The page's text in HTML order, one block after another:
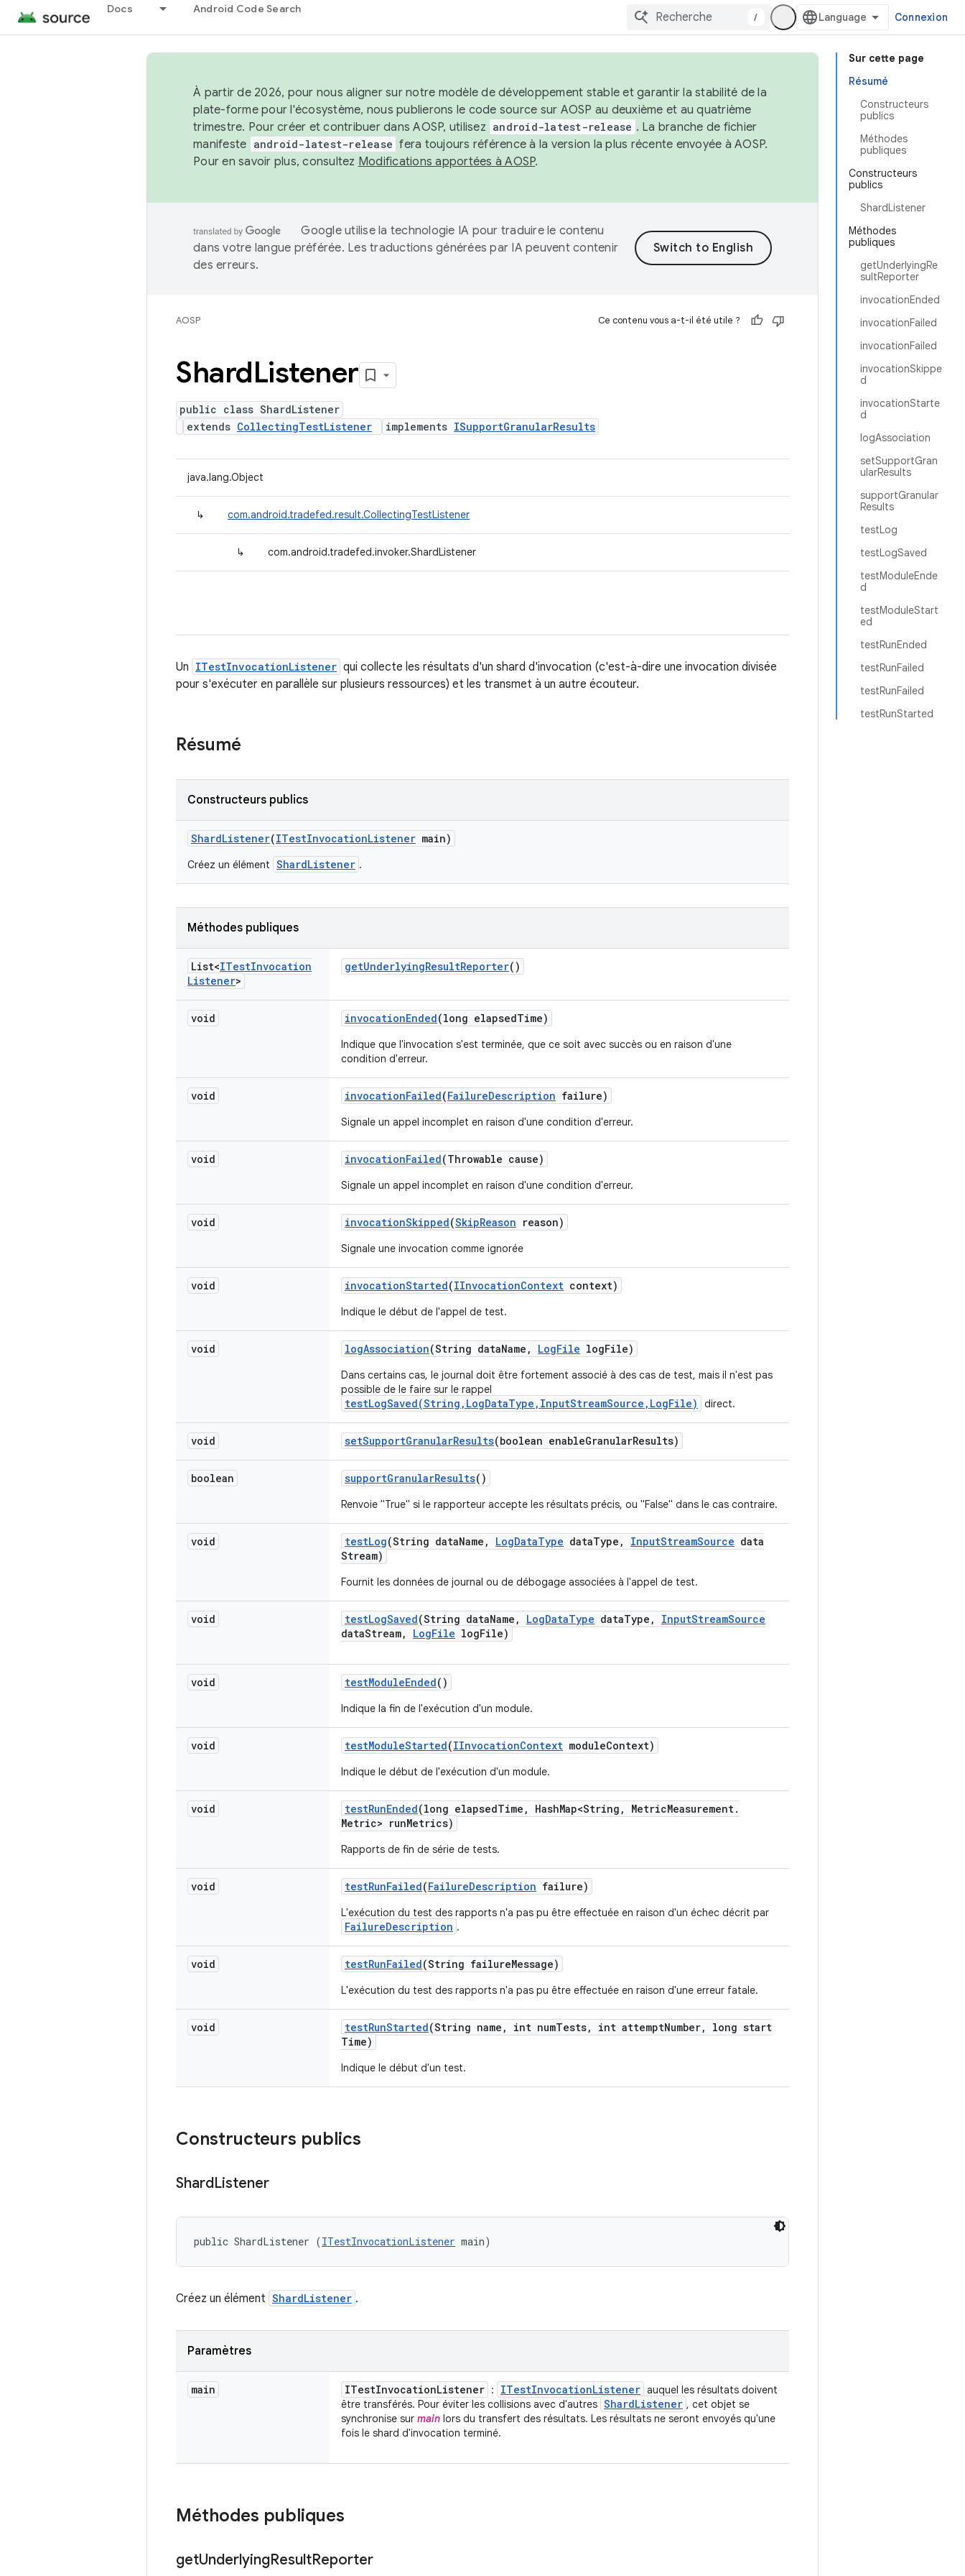
Docs Android Code Search
/ Connexion
Sur cette page
Résumé
Constructeurs
publics
Méthodes
publiques
Constructeurs
publics
ShardListener
Méthodes
publiques
getUnderlyingRe
sultReporter
invocationEnded
invocationFailed
invocationFailed
invocationSkippe
d
invocationStarte
d
logAssociation
setSupportGran
ularResults
supportGranular
Results
testLog
testLogSaved
testModuleEnde
d
testModuleStart
ed
testRunEnded
testRunFailed
testRunFailed
testRunStarted
À partir de 2026, pour nous aligner sur notre modèle de développement stable et garantir la stabilité de la
plate-forme pour l'écosystème, nous publierons le code source sur AOSP au deuxième et au quatrième
trimestre. Pour créer et contribuer dans AOSP, utilisez android-latest-release . La branche de fichier
manifeste android-latest-release fera toujours référence à la version la plus récente envoyée à AOSP.
Pour en savoir plus, consultez Modifications apportées à AOSP.
Google utilise la technologie IA pour traduire le contenu
dans votre langue préférée. Les traductions générées par IA peuvent contenir
des erreurs.
AOSP Ce contenu vous a-t-il été utile ?
ShardListener
public class ShardListener
extends CollectingTestListener implements ISupportGranularResults
java.lang.Object
↳ com.android.tradefed.result.CollectingTestListener
↳ com.android.tradefed.invoker.ShardListener
Un ITestInvocationListener qui collecte les résultats d'un shard d'invocation (c'est-à-dire une invocation divisée
pour s'exécuter en parallèle sur plusieurs ressources) et les transmet à un autre écouteur.
Résumé
Constructeurs publics
ShardListener(ITestInvocationListener main)
Créez un élément ShardListener .
Méthodes publiques
List<ITestInvocation
Listener>
getUnderlyingResultReporter()
void invocationEnded(long elapsedTime)
Indique que l'invocation s'est terminée, que ce soit avec succès ou en raison d'une
condition d'erreur.
void invocationFailed(FailureDescription failure)
Signale un appel incomplet en raison d'une condition d'erreur.
void invocationFailed(Throwable cause)
Signale un appel incomplet en raison d'une condition d'erreur.
void invocationSkipped(SkipReason reason)
Signale une invocation comme ignorée
void invocationStarted(IInvocationContext context)
Indique le début de l'appel de test.
void logAssociation(String dataName , LogFile logFile)
Dans certains cas, le journal doit être fortement associé à des cas de test, mais il n'est pas
possible de le faire sur le rappel
testLogSaved(String,LogDataType,InputStreamSource,LogFile) direct.
void setSupportGranularResults(boolean enableGranularResults)
boolean supportGranularResults()
Renvoie "True" si le rapporteur accepte les résultats précis, ou "False" dans le cas contraire.
void testLog(String dataName , LogDataType dataType , InputStreamSource data
Stream)
Fournit les données de journal ou de débogage associées à l'appel de test.
void testLogSaved(String dataName , LogDataType dataType , InputStreamSource
dataStream, LogFile logFile)
void testModuleEnded()
Indique la fin de l'exécution d'un module.
void testModuleStarted(IInvocationContext moduleContext)
Indique le début de l'exécution d'un module.
void testRunEnded(long elapsedTime , HashMap<String , MetricMeasurement.
Metric> runMetrics)
Rapports de fin de série de tests.
void testRunFailed(FailureDescription failure)
L'exécution du test des rapports n'a pas pu être effectuée en raison d'un échec décrit par
FailureDescription .
void testRunFailed(String failureMessage)
L'exécution du test des rapports n'a pas pu être effectuée en raison d'une erreur fatale.
void testRunStarted(String name , int numTests, int attemptNumber,
long start
Time)
Indique le début d'un test.
Constructeurs publics
ShardListener
public ShardListener (ITestInvocationListener main)
Créez un élément ShardListener .
Paramètres
main ITestInvocationListener : ITestInvocationListener auquel les résultats doivent
être transférés. Pour éviter les collisions avec d'autres ShardListener , cet objet se
synchronise sur main lors du transfert des résultats. Les résultats ne seront envoyés qu'une
fois le shard d'invocation terminé.
Méthodes publiques
getUnderlyingResultReporter